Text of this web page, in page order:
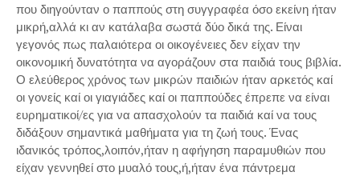
που διηγούνταν ο παππούς στη συγγραφέα όσο εκείνη ήταν
μικρή,αλλά κι αν κατάλαβα σωστά δύο δικά της. Είναι
γεγονός πως παλαιότερα οι οικογένειες δεν είχαν την
οικονομική δυνατότητα να αγοράζουν στα παιδιά τους βιβλία.
Ο ελεύθερος χρόνος των μικρών παιδιών ήταν αρκετός καί
οι γονείς καί οι γιαγιάδες καί οι παππούδες έπρεπε να είναι
ευρηματικοί/ες για να απασχολούν τα παιδιά καί να τους
διδάξουν σημαντικά μαθήματα για τη ζωή τους. Ένας
ιδανικός τρόπος,λοιπόν,ήταν η αφήγηση παραμυθιών που
είχαν γεννηθεί στο μυαλό τους,ή,ήταν ένα πάντρεμα